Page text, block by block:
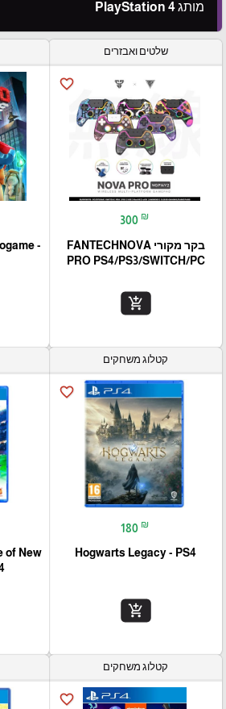
מותג PlayStation 4
שלטים ואבזרים
favorite_border
300 ₪
בקר מקורי FANTECHNOVA
PRO PS4/PS3/SWITCH/PC
add_shopping_cart
-
קטלוג משחקים
favorite_border
180 ₪
Hogwarts Legacy - PS4
add_shopping_cart
of New
קטלוג משחקים
favorite_border